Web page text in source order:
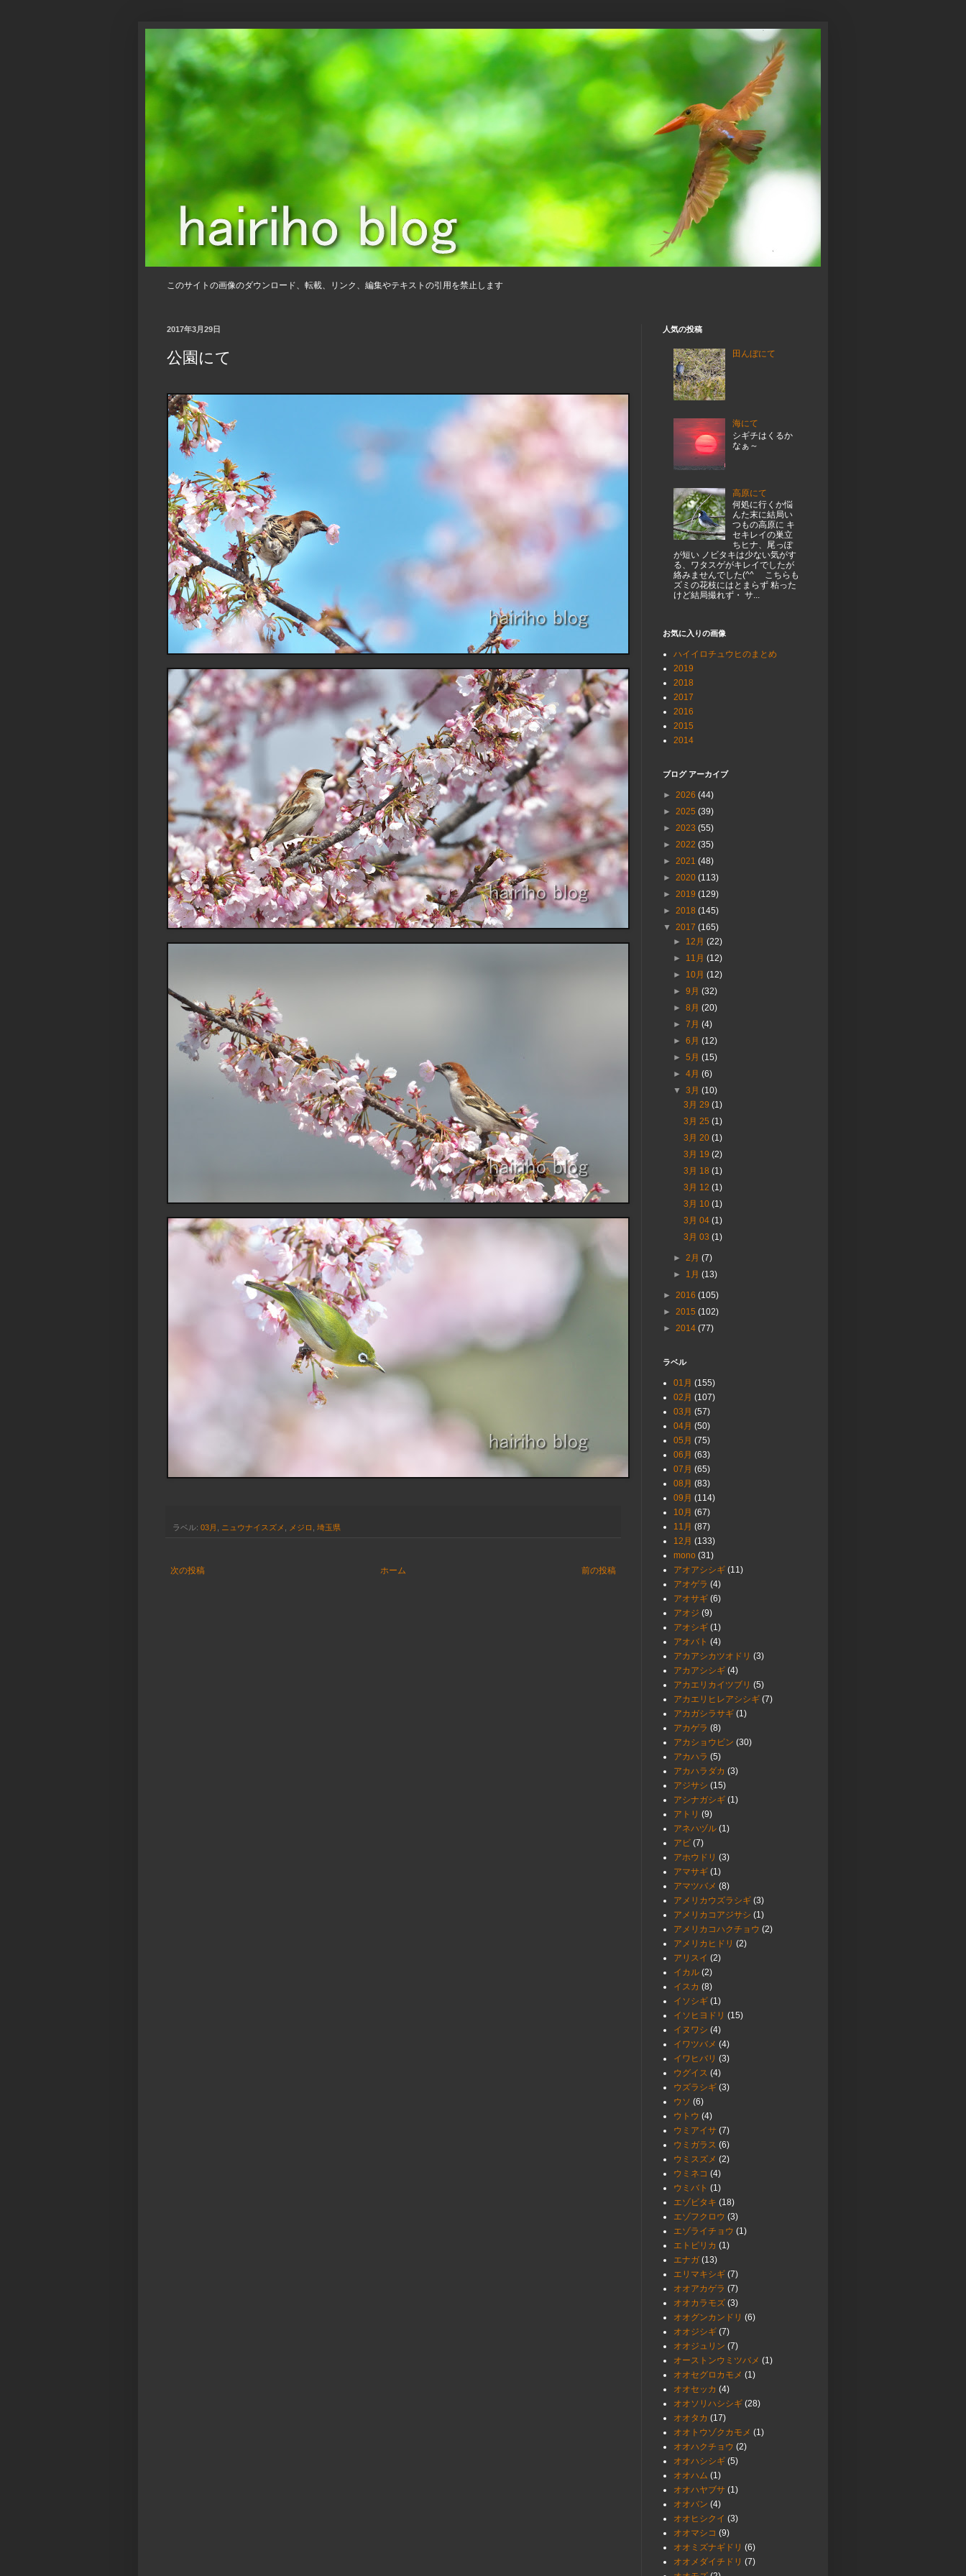
このサイトの画像のダウンロード、転載、リンク、編集やテキストの引用を禁止します
2017年3月29日
公園にて
ラベル: 03月 , ニュウナイスズメ , メジロ , 埼玉県
次の投稿 前の投稿
ホーム
人気の投稿
田んぼにて
海にて
シギチはくるか
なぁ～
高原にて
何処に行くか悩
んた末に結局い
つもの高原に キ
セキレイの巣立
ちヒナ、尾っぽ
が短い ノビタキは少ない気がす
る、ワタスゲがキレイでしたが
絡みませんでした(^^ゞ こちらも
ズミの花枝にはとまらず 粘った
けど結局撮れず・ サ...
お気に入りの画像
ハイイロチュウヒのまとめ
2019
2018
2017
2016
2015
2014
ブログ アーカイブ
► 2026 (44)
► 2025 (39)
► 2023 (55)
► 2022 (35)
► 2021 (48)
► 2020 (113)
► 2019 (129)
► 2018 (145)
▼ 2017 (165)
► 12月(22)
► 11月(12)
► 10月(12)
►9月(32)
►8月(20)
►7月(4)
►6月(12)
►5月(15)
►4月(6)
▼3月(10)
3月 29 (1)
3月 25 (1)
3月 20 (1)
3月 19 (2)
3月 18 (1)
3月 12 (1)
3月 10 (1)
3月 04 (1)
3月 03 (1)
► 2月(7)
► 1月(13)
► 2016 (105)
► 2015 (102)
► 2014 (77)
ラベル
01月 (155)
02月 (107)
03月 (57)
04月 (50)
05月 (75)
06月 (63)
07月 (65)
08月 (83)
09月 (114)
10月 (67)
11月 (87)
12月 (133)
mono (31)
アオアシシギ (11)
アオゲラ (4)
アオサギ (6)
アオジ (9)
アオシギ (1)
アオバト (4)
アカアシカツオドリ (3)
アカアシシギ (4)
アカエリカイツブリ (5)
アカエリヒレアシシギ (7)
アカガシラサギ (1)
アカゲラ (8)
アカショウビン (30)
アカハラ (5)
アカハラダカ (3)
アジサシ (15)
アシナガシギ (1)
アトリ (9)
アネハヅル (1)
アビ (7)
アホウドリ (3)
アマサギ (1)
アマツバメ (8)
アメリカウズラシギ (3)
アメリカコアジサシ (1)
アメリカコハクチョウ (2)
アメリカヒドリ (2)
アリスイ (2)
イカル (2)
イスカ (8)
イソシギ (1)
イソヒヨドリ (15)
イヌワシ (4)
イワツバメ (4)
イワヒバリ (3)
ウグイス (4)
ウズラシギ (3)
ウソ (6)
ウトウ (4)
ウミアイサ (7)
ウミガラス (6)
ウミスズメ (2)
ウミネコ (4)
ウミバト (1)
エゾビタキ (18)
エゾフクロウ (3)
エゾライチョウ (1)
エトピリカ (1)
エナガ (13)
エリマキシギ (7)
オオアカゲラ (7)
オオカラモズ (3)
オオグンカンドリ (6)
オオジシギ (7)
オオジュリン (7)
オーストンウミツバメ (1)
オオセグロカモメ (1)
オオセッカ (4)
オオソリハシシギ (28)
オオタカ (17)
オオトウゾクカモメ (1)
オオハクチョウ (2)
オオハシシギ (5)
オオハム (1)
オオハヤブサ (1)
オオバン (4)
オオヒシクイ (3)
オオマシコ (9)
オオミズナギドリ (6)
オオメダイチドリ (7)